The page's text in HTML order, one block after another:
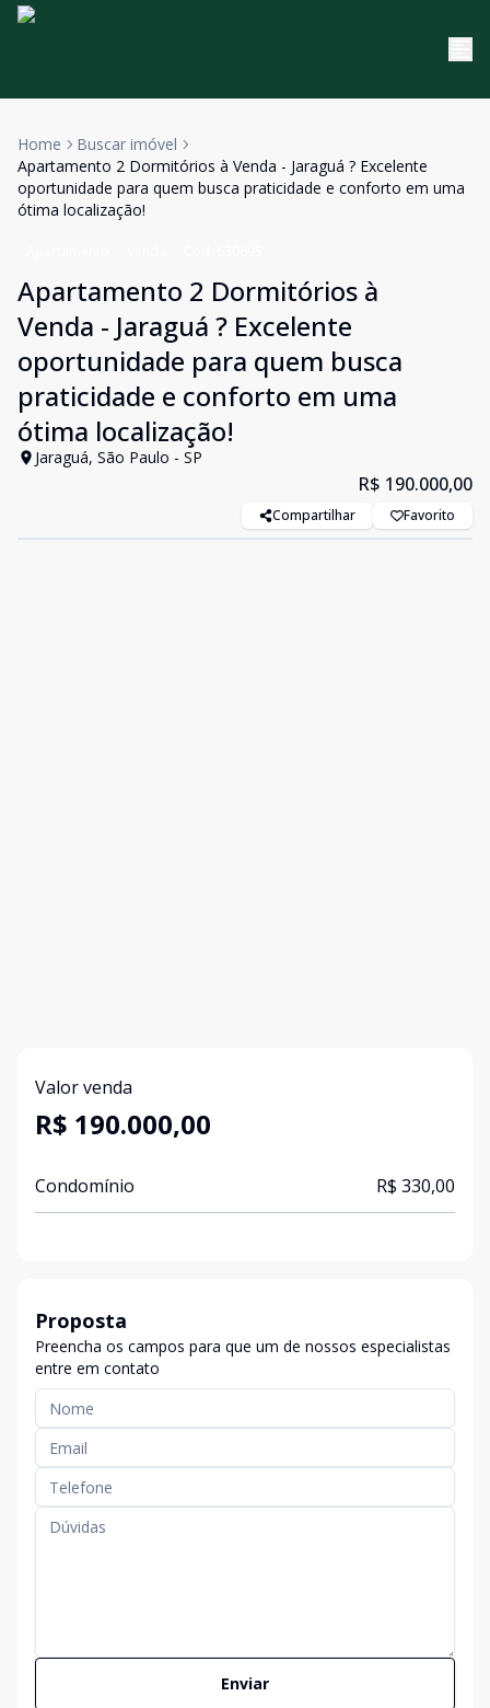
Home
Buscar imóvel
Apartamento 2 Dormitórios à Venda - Jaraguá ? Excelente
oportunidade para quem busca praticidade e conforto em uma
ótima localização!
Apartamento 2 Dormitórios à
Venda - Jaraguá ? Excelente
oportunidade para quem busca
praticidade e conforto em uma
ótima localização!
Jaraguá, São Paulo - SP
R$ 190.000,00
Compartilhar Favorito
Valor venda
R$ 190.000,00
Condomínio R$ 330,00
Proposta
Preencha os campos para que um de nossos especialistas
entre em contato
Enviar